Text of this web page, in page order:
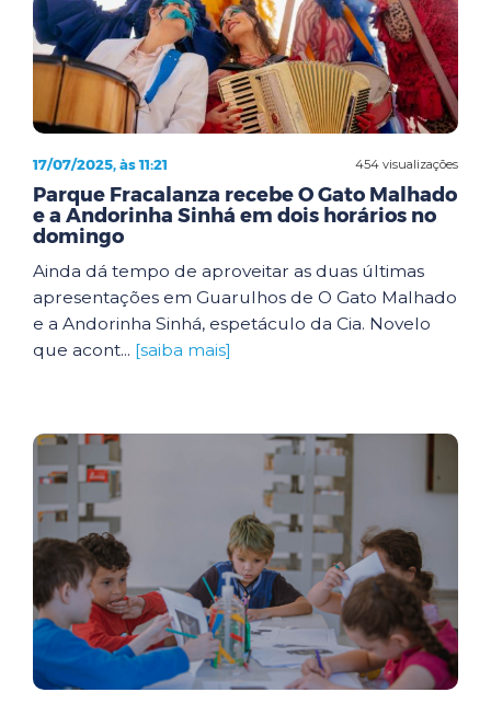
454 visualizações
17/07/2025, às 11:21
Parque Fracalanza recebe O Gato Malhado
e a Andorinha Sinhá em dois horários no
domingo
Ainda dá tempo de aproveitar as duas últimas
apresentações em Guarulhos de O Gato Malhado
e a Andorinha Sinhá, espetáculo da Cia. Novelo
que acont... [saiba mais]